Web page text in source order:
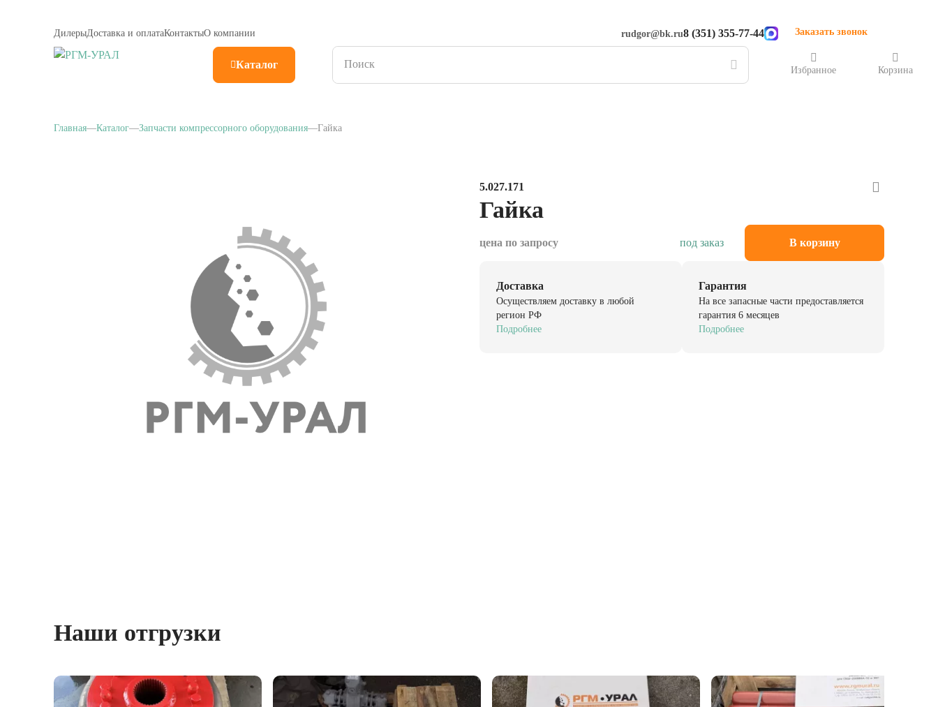
ДилерыДоставка и оплатаКонтактыО компании rudgor@bk.ru8 (351) 355-77-44 Заказать звонок
Каталог Избранное Корзина
Главная Каталог Запчасти компрессорного оборудования Гайка
5.027.171
Гайка
цена по запросу под заказ В корзину
Доставка
Осуществляем доставку в любой
регион РФ
Подробнее
Гарантия
На все запасные части предоставляется
гарантия 6 месяцев
Подробнее
Наши отгрузки